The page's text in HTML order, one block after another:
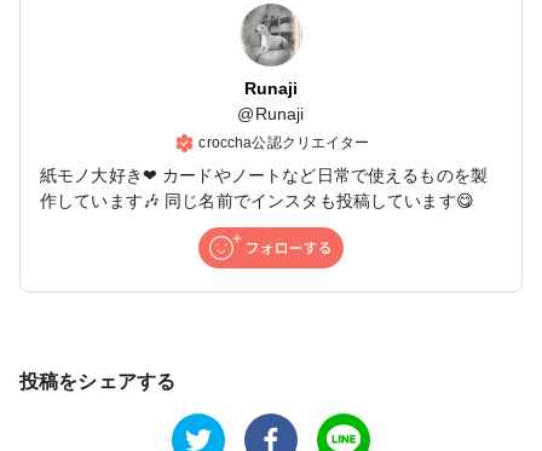
Runaji
@Runaji
croccha公認クリエイター
紙モノ大好き❤ カードやノートなど日常で使えるものを製
作しています🎶 同じ名前でインスタも投稿しています😋
投稿をシェアする